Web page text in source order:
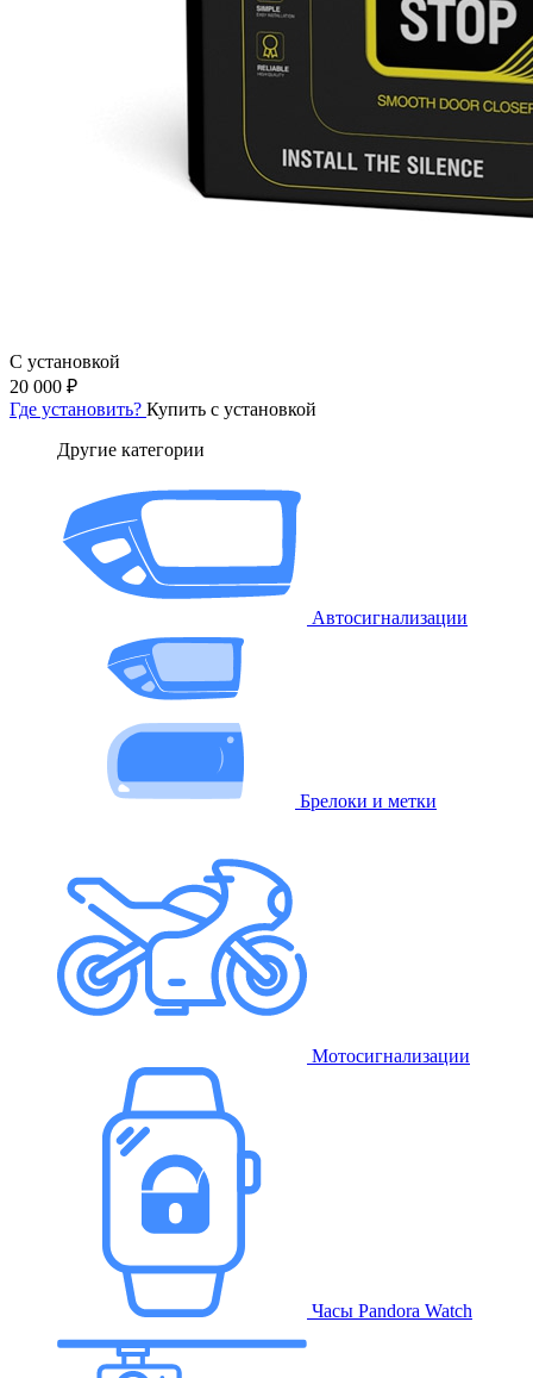
С установкой
20 000 ₽
Где установить? Купить с установкой
Другие категории
Автосигнализации
Брелоки и метки
Мотосигнализации
Часы Pandora Watch